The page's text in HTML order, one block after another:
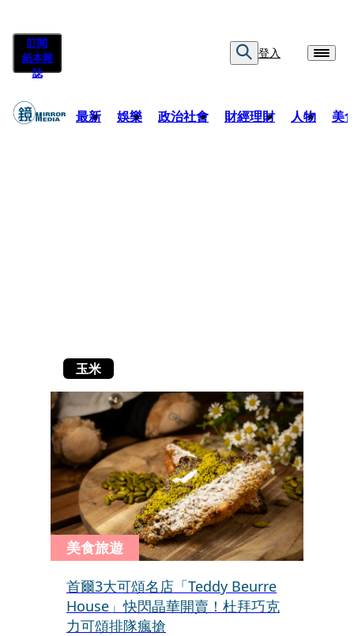
訂閱
紙本雜
誌
登入
最新 娛樂 政治社會 財經理財 人物 美
玉米
美食旅遊
首爾3大可頌名店「Teddy Beurre
House」快閃晶華開賣！杜拜巧克
力可頌排隊瘋搶